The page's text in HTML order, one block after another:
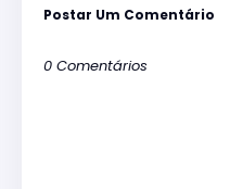
Postar Um Comentário
0 Comentários